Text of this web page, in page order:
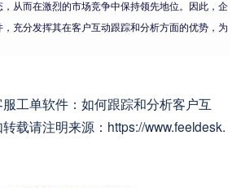
从而在激烈的市场竞争中保持领先地位。因此，企
充分发挥其在客户互动跟踪和分析方面的优势，为
工单软件：如何跟踪和分析客户互
载请注明来源：https://www.feeldesk.